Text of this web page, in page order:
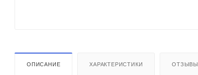
ОПИСАНИЕ ХАРАКТЕРИСТИКИ ОТЗЫВЫ